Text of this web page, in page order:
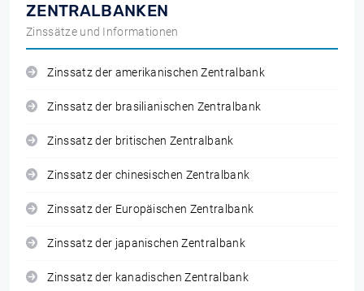
ZENTRALBANKEN
Zinssätze und Informationen
Zinssatz der amerikanischen Zentralbank
Zinssatz der brasilianischen Zentralbank
Zinssatz der britischen Zentralbank
Zinssatz der chinesischen Zentralbank
Zinssatz der Europäischen Zentralbank
Zinssatz der japanischen Zentralbank
Zinssatz der kanadischen Zentralbank